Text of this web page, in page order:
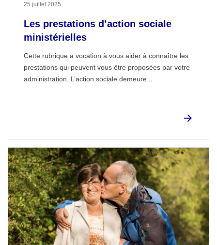
Les prestations d’action sociale
ministérielles
Cette rubrique a vocation à vous aider à connaître les
prestations qui peuvent vous être proposées par votre
administration. L’action sociale demeure...
25 juillet 2025